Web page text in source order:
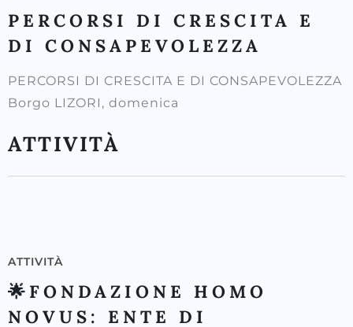
PERCORSI DI CRESCITA E
DI CONSAPEVOLEZZA
PERCORSI DI CRESCITA E DI CONSAPEVOLEZZA
Borgo LIZORI, domenica
ATTIVITÀ
ATTIVITÀ
🌟FONDAZIONE HOMO
NOVUS: ENTE DI